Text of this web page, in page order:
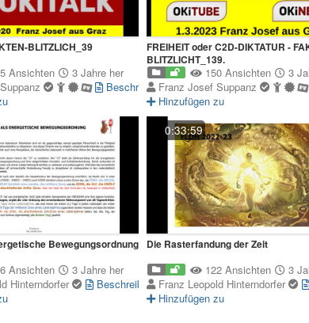
BLITZLICH_39
Ansichten
3 Jahre her
Beschreibung
FREIHEIT oder C2D-DIKTATUR -
BLITZLICHT_139.
150 Ansichten
3
Franz Josef Suppanz
Hinzufügen zu
Bewegungsordnung
Ansichten
3 Jahre her
Hinterndorfer
Beschreibung
0:33:59
Die Rasterfandung der Zeit
122 Ansichten
3
Franz Leopold Hinterndorfer
Hinzufügen zu